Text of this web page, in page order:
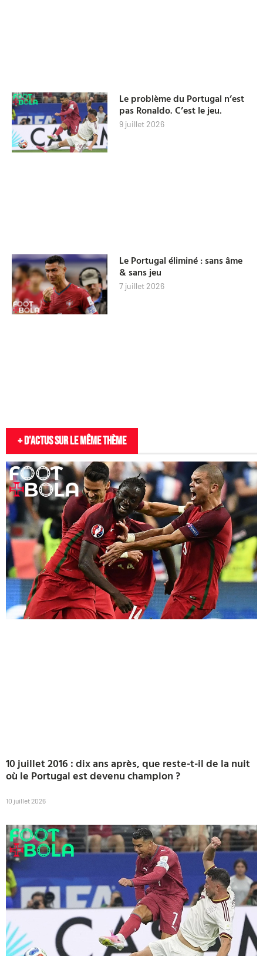
Le problème du Portugal n’est
pas Ronaldo. C’est le jeu.
9 juillet 2026
Le Portugal éliminé : sans âme
& sans jeu
7 juillet 2026
+ D'actus sur le même thème
10 juillet 2016 : dix ans après, que reste-t-il de la nuit
où le Portugal est devenu champion ?
10 juillet 2026